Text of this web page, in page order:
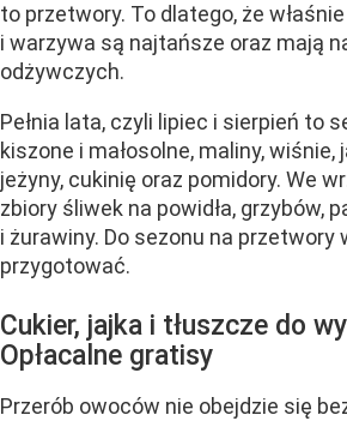
to przetwory. To dlatego, że
i warzywa są najtańsze oraz mają
odżywczych.
Pełnia lata, czyli lipiec i sierpień to
kiszone i małosolne, maliny, wiśnie,
jeżyny, cukinię oraz pomidory. We
zbiory śliwek na powidła, grzybów,
i żurawiny. Do sezonu na
przygotować.
Cukier, jajka i tłuszcze do
Opłacalne gratisy
Przerób owoców nie obejdzie się